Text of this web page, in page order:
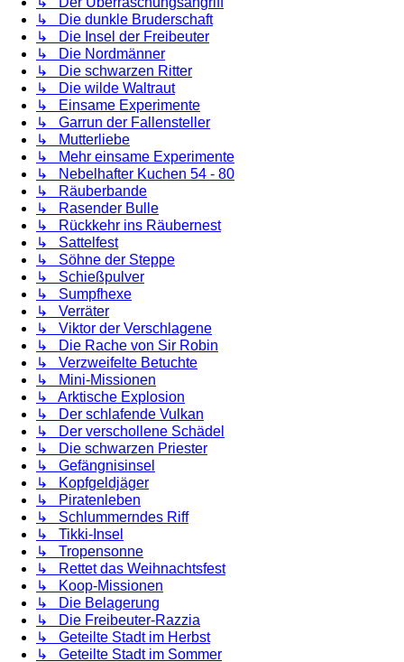
↳ Die dunkle Bruderschaft
↳ Die Insel der Freibeuter
↳ Die Nordmänner
↳ Die schwarzen Ritter
↳ Die wilde Waltraut
↳ Einsame Experimente
↳ Garrun der Fallensteller
↳ Mutterliebe
↳ Mehr einsame Experimente
↳ Nebelhafter Kuchen 54 - 80
↳ Räuberbande
↳ Rasender Bulle
↳ Rückkehr ins Räubernest
↳ Sattelfest
↳ Söhne der Steppe
↳ Schießpulver
↳ Sumpfhexe
↳ Verräter
↳ Viktor der Verschlagene
↳ Die Rache von Sir Robin
↳ Verzweifelte Betuchte
↳ Mini-Missionen
↳ Arktische Explosion
↳ Der schlafende Vulkan
↳ Der verschollene Schädel
↳ Die schwarzen Priester
↳ Gefängnisinsel
↳ Kopfgeldjäger
↳ Piratenleben
↳ Schlummerndes Riff
↳ Tikki-Insel
↳ Tropensonne
↳ Rettet das Weihnachtsfest
↳ Koop-Missionen
↳ Die Belagerung
↳ Die Freibeuter-Razzia
↳ Geteilte Stadt im Herbst
↳ Geteilte Stadt im Sommer